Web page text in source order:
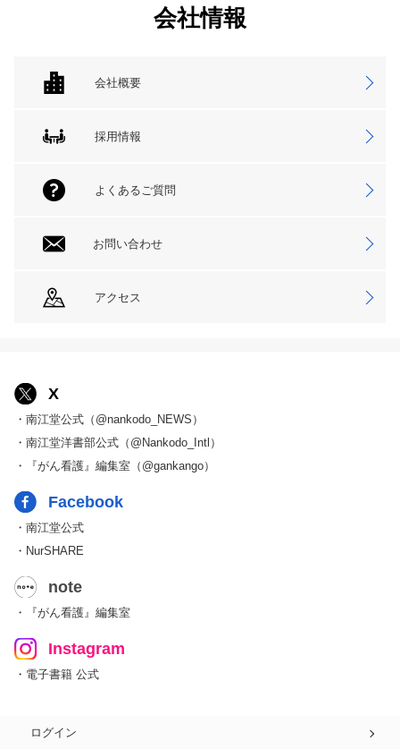
会社情報
会社概要
採用情報
よくあるご質問
お問い合わせ
アクセス
X
・南江堂公式（@nankodo_NEWS）
・南江堂洋書部公式（@Nankodo_Intl）
・『がん看護』編集室（@gankango）
Facebook
・南江堂公式
・NurSHARE
note
・『がん看護』編集室
Instagram
・電子書籍 公式
ログイン